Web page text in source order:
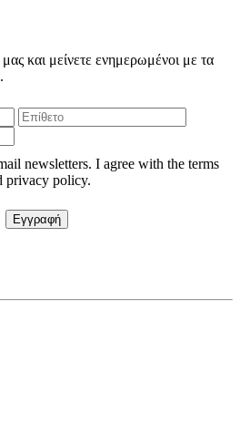
και μείνετε ενημερωμένοι με τα
newsletters. I agree with the terms
privacy policy.